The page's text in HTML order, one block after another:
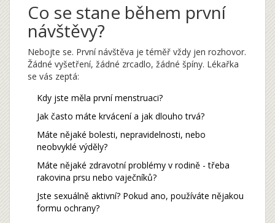
Co se stane během první
návštěvy?
Nebojte se. První návštěva je téměř vždy jen rozhovor.
Žádné vyšetření, žádné zrcadlo, žádné špíny. Lékařka
se vás zeptá:
Kdy jste měla první menstruaci?
Jak často máte krvácení a jak dlouho trvá?
Máte nějaké bolesti, nepravidelnosti, nebo
neobvyklé výděly?
Máte nějaké zdravotní problémy v rodině - třeba
rakovina prsu nebo vaječníků?
Jste sexuálně aktivní? Pokud ano, používáte nějakou
formu ochrany?